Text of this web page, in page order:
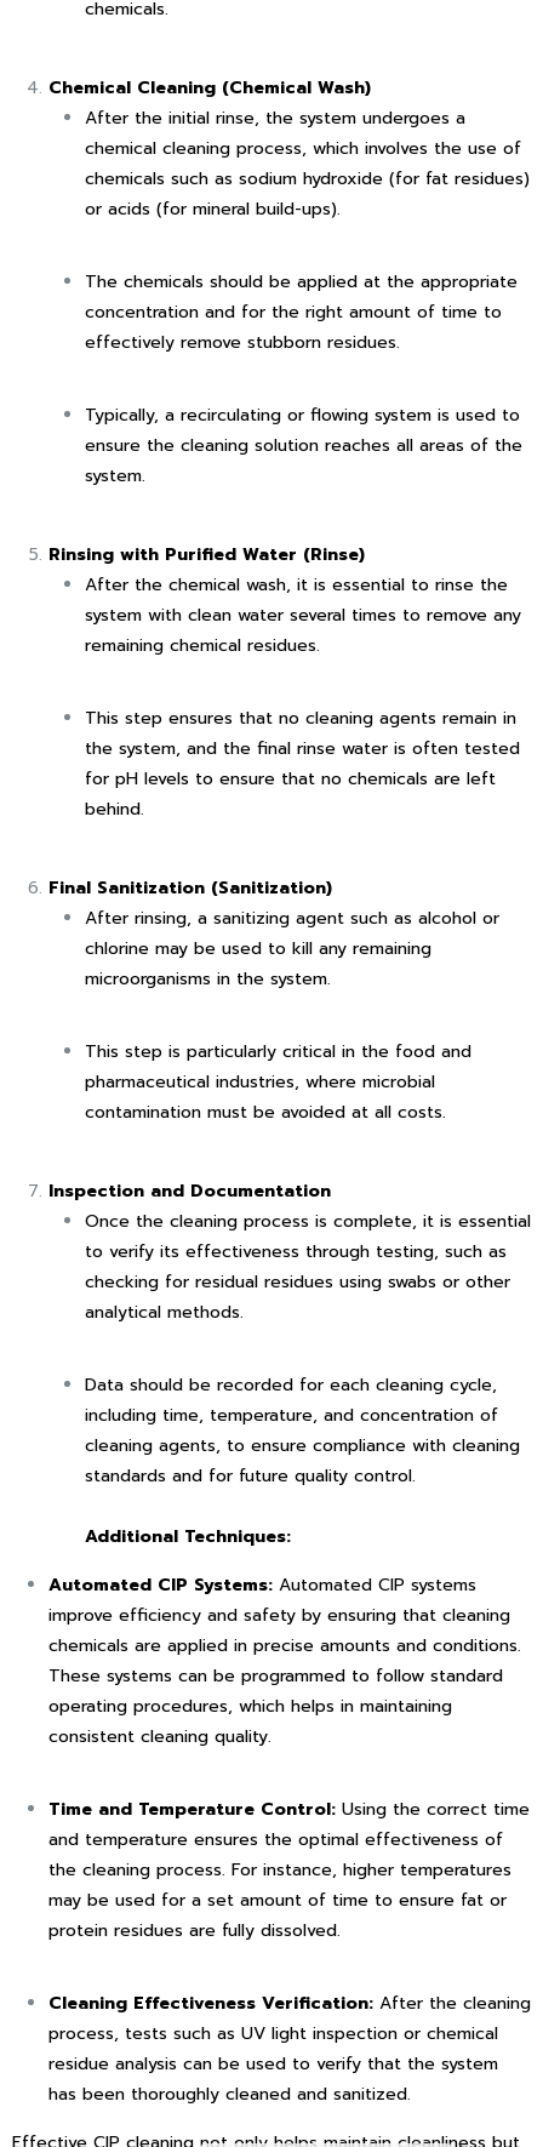
chemicals.
Chemical Cleaning (Chemical Wash)
After the initial rinse, the system undergoes a
chemical cleaning process, which involves the use of
chemicals such as sodium hydroxide (for fat residues)
or acids (for mineral build-ups).
The chemicals should be applied at the appropriate
concentration and for the right amount of time to
effectively remove stubborn residues.
Typically, a recirculating or flowing system is used to
ensure the cleaning solution reaches all areas of the
system.
Rinsing with Purified Water (Rinse)
After the chemical wash, it is essential to rinse the
system with clean water several times to remove any
remaining chemical residues.
This step ensures that no cleaning agents remain in
the system, and the final rinse water is often tested
for pH levels to ensure that no chemicals are left
behind.
Final Sanitization (Sanitization)
After rinsing, a sanitizing agent such as alcohol or
chlorine may be used to kill any remaining
microorganisms in the system.
This step is particularly critical in the food and
pharmaceutical industries, where microbial
contamination must be avoided at all costs.
Inspection and Documentation
Once the cleaning process is complete, it is essential
to verify its effectiveness through testing, such as
checking for residual residues using swabs or other
analytical methods.
Data should be recorded for each cleaning cycle,
including time, temperature, and concentration of
cleaning agents, to ensure compliance with cleaning
standards and for future quality control.
Additional Techniques:
Automated CIP Systems: Automated CIP systems
improve efficiency and safety by ensuring that cleaning
chemicals are applied in precise amounts and conditions.
These systems can be programmed to follow standard
operating procedures, which helps in maintaining
consistent cleaning quality.
Time and Temperature Control: Using the correct time
and temperature ensures the optimal effectiveness of
the cleaning process. For instance, higher temperatures
may be used for a set amount of time to ensure fat or
protein residues are fully dissolved.
Cleaning Effectiveness Verification: After the cleaning
process, tests such as UV light inspection or chemical
residue analysis can be used to verify that the system
has been thoroughly cleaned and sanitized.